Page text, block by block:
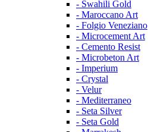
- Swahili Gold
- Maroccano Art
- Folgio Veneziano
- Microcement Art
- Cemento Resist
- Microbeton Art
- Imperium
- Crystal
- Velur
- Mediterraneo
- Seta Silver
- Seta Gold